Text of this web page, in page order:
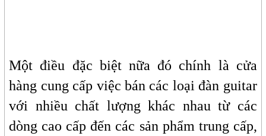
Một điều đặc biệt nữa đó chính là cửa
hàng cung cấp việc bán các loại đàn guitar
với nhiều chất lượng khác nhau từ các
dòng cao cấp đến các sản phẩm trung cấp,